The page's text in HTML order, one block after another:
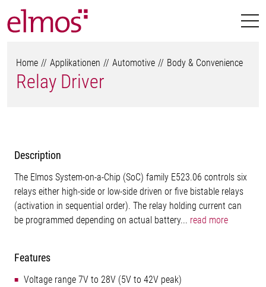
Home Applikationen Automotive Body & Convenience
Relay Driver
Description
The Elmos System-on-a-Chip (SoC) family E523.06 controls six
relays either high-side or low-side driven or five bistable relays
(activation in sequential order). The relay holding current can
be programmed depending on actual battery... read more
Features
Voltage range 7V to 28V (5V to 42V peak)